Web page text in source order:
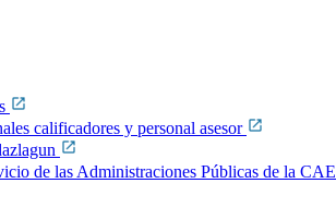
calificadores y personal asesor
de las Administraciones Públicas de la CAE